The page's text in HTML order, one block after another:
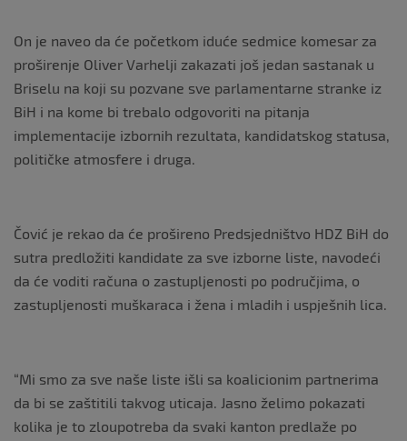
On je naveo da će početkom iduće sedmice komesar za
proširenje Oliver Varhelji zakazati još jedan sastanak u
Briselu na koji su pozvane sve parlamentarne stranke iz
BiH i na kome bi trebalo odgovoriti na pitanja
implementacije izbornih rezultata, kandidatskog statusa,
političke atmosfere i druga.
Čović je rekao da će prošireno Predsjedništvo HDZ BiH do
sutra predložiti kandidate za sve izborne liste, navodeći
da će voditi računa o zastupljenosti po područjima, o
zastupljenosti muškaraca i žena i mladih i uspješnih lica.
“Mi smo za sve naše liste išli sa koalicionim partnerima
da bi se zaštitili takvog uticaja. Jasno želimo pokazati
kolika je to zloupotreba da svaki kanton predlaže po